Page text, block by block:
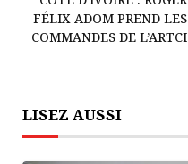
FÉLIX ADOM PREND LES
COMMANDES DE L’ARTCI
LISEZ AUSSI